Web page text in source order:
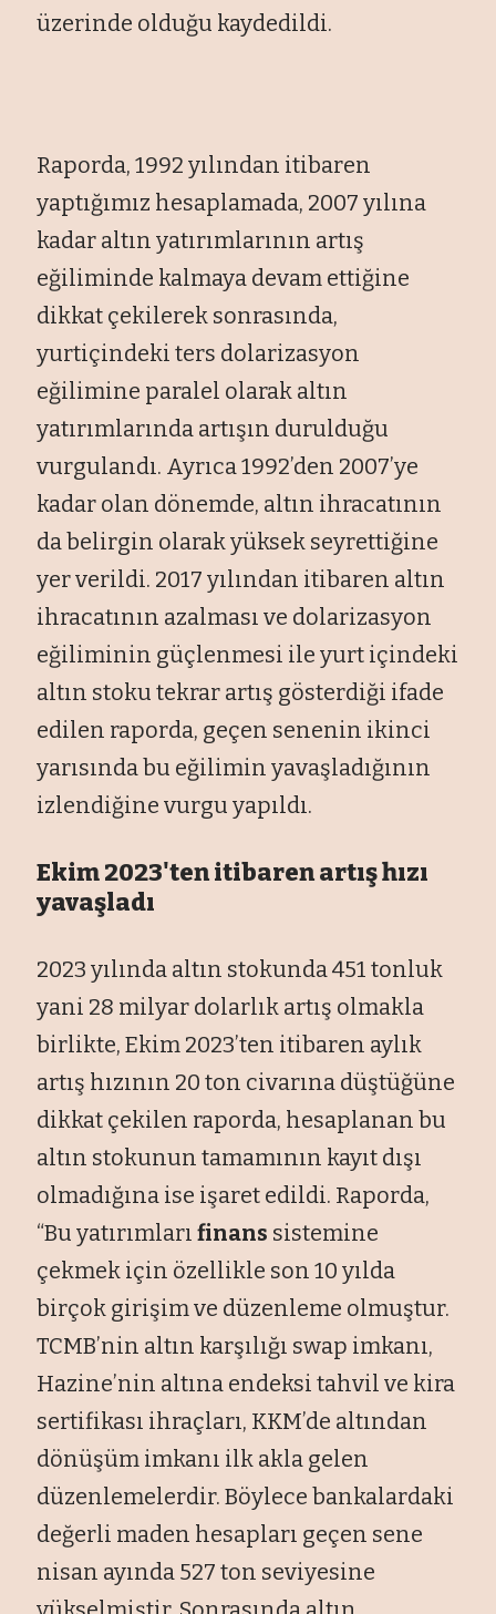
üzerinde olduğu kaydedildi.
Raporda, 1992 yılından itibaren
yaptığımız hesaplamada, 2007 yılına
kadar altın yatırımlarının artış
eğiliminde kalmaya devam ettiğine
dikkat çekilerek sonrasında,
yurtiçindeki ters dolarizasyon
eğilimine paralel olarak altın
yatırımlarında artışın durulduğu
vurgulandı. Ayrıca 1992’den 2007’ye
kadar olan dönemde, altın ihracatının
da belirgin olarak yüksek seyrettiğine
yer verildi. 2017 yılından itibaren altın
ihracatının azalması ve dolarizasyon
eğiliminin güçlenmesi ile yurt içindeki
altın stoku tekrar artış gösterdiği ifade
edilen raporda, geçen senenin ikinci
yarısında bu eğilimin yavaşladığının
izlendiğine vurgu yapıldı.
Ekim 2023'ten itibaren artış hızı
yavaşladı
2023 yılında altın stokunda 451 tonluk
yani 28 milyar dolarlık artış olmakla
birlikte, Ekim 2023’ten itibaren aylık
artış hızının 20 ton civarına düştüğüne
dikkat çekilen raporda, hesaplanan bu
altın stokunun tamamının kayıt dışı
olmadığına ise işaret edildi. Raporda,
“Bu yatırımlarıfinans sistemine
çekmek için özellikle son 10 yılda
birçok girişim ve düzenleme olmuştur.
TCMB’nin altın karşılığı swap imkanı,
Hazine’nin altına endeksi tahvil ve kira
sertifikası ihraçları, KKM’de altından
dönüşüm imkanı ilk akla gelen
düzenlemelerdir. Böylece bankalardaki
değerli maden hesapları geçen sene
nisan ayında 527 ton seviyesine